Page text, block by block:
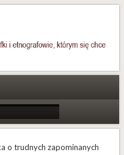
Pracownia
o trudnych zapominanych